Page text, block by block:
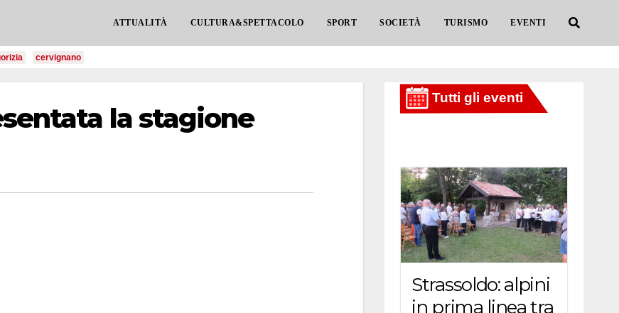
ATTUALITÀ CULTURA&SPETTACOLO SPORT SOCIETÀ TURISMO EVENTI
cervignano
la stagione
Strassoldo: alpini
in prima linea tra